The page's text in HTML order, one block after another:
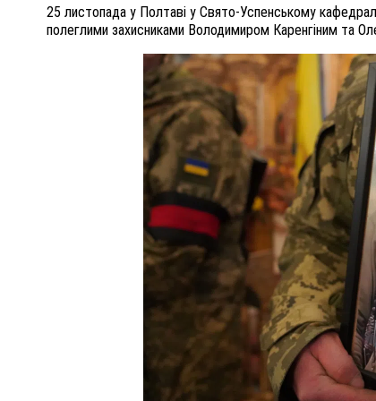
25 листопада у Полтаві у Свято-Успенському
полеглими захисниками Володимиром Каренгіним та